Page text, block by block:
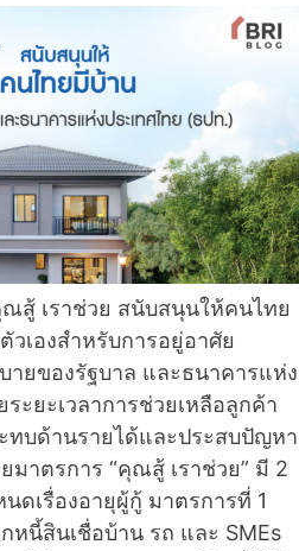
สู้ เราช่วย สนับสนุนให้คนไทย
เองสำหรับการอยู่อาศัย
ยของรัฐบาล และธนาคารแห่ง
ะยะเวลาการช่วยเหลือลูกค้า
ทบด้านรายได้และประสบปัญหา
มาตรการ “คุณสู้ เราช่วย” มี 2
ดเรื่องอายุผู้กู้ มาตรการที่ 1
หนี้สินเชื่อบ้าน รถ และ SMEs